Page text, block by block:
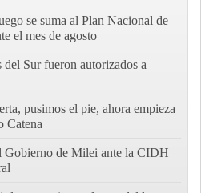
se suma al Plan Nacional de
el mes de agosto
del Sur fueron autorizados a
pusimos el pie, ahora empieza
Catena
Gobierno de Milei ante la CIDH